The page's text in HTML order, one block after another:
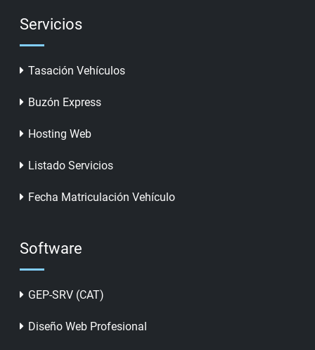
Servicios
Tasación Vehículos
Buzón Express
Hosting Web
Listado Servicios
Fecha Matriculación Vehículo
Software
GEP-SRV (CAT)
Diseño Web Profesional